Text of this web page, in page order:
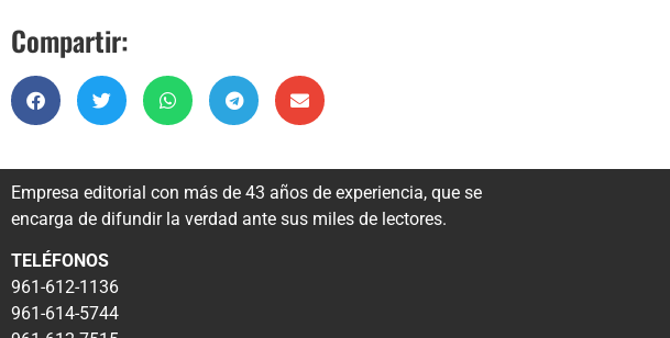
Compartir:
Empresa editorial con más de 43 años de experiencia, que se
encarga de difundir la verdad ante sus miles de lectores.
TELÉFONOS
961-612-1136
961-614-5744